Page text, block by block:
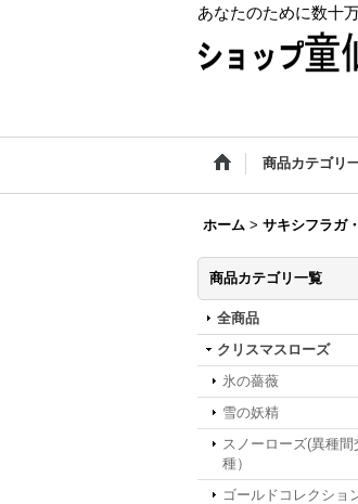
あなたのために数十
商品カテゴリ
ホーム > サキシフラガ
商品カテゴリ一覧
全商品
クリスマスローズ
氷の薔薇
雪の妖精
スノーローズ(異種間
種）
ゴールドコレクショ